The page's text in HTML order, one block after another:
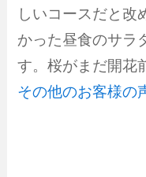
しいコースだと改
かった昼食のサラ
す。桜がまだ開花
その他のお客様の